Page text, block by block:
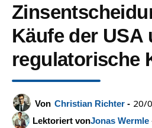
Käufe der USA
regulatorische
Von Christian Richter - 20/
Lektoriert vonJonas Wermle